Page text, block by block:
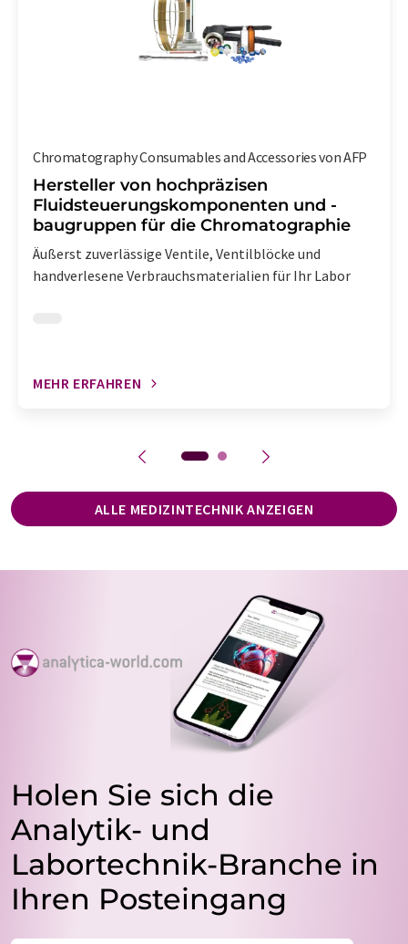
Chromatography Consumables and Accessories von AFP
Hersteller von hochpräzisen
Fluidsteuerungskomponenten und -
baugruppen für die Chromatographie
Äußerst zuverlässige Ventile, Ventilblöcke und
handverlesene Verbrauchsmaterialien für Ihr Labor
MEHR ERFAHREN
ALLE MEDIZINTECHNIK ANZEIGEN
Holen Sie sich die
Analytik- und
Labortechnik-Branche in
Ihren Posteingang